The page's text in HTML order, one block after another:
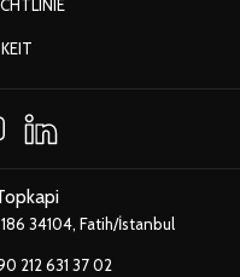
NEUEN
NEUEN
ÖFFNET
NEUEN
ÖFFNET
NEUEN
34104, Fatih/İstanbul
212 631 37 02